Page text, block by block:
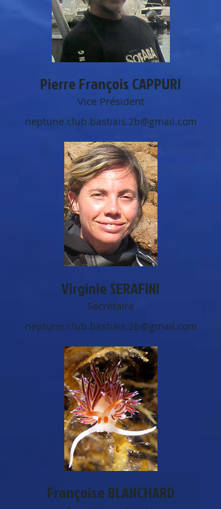
Pierre François CAPPURI
Vice Président
neptune.club.bastiais.2b@gmail.com
Virginie SERAFINI
Secrétaire
neptune.club.bastiais.2b@gmail.com
Françoise BLANCHARD